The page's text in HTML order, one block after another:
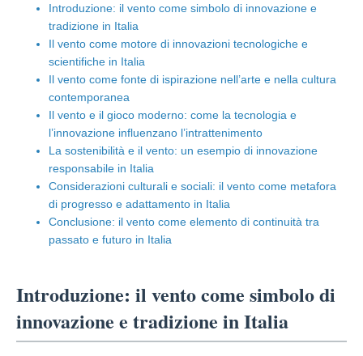
Introduzione: il vento come simbolo di innovazione e
tradizione in Italia
Il vento come motore di innovazioni tecnologiche e
scientifiche in Italia
Il vento come fonte di ispirazione nell’arte e nella cultura
contemporanea
Il vento e il gioco moderno: come la tecnologia e
l’innovazione influenzano l’intrattenimento
La sostenibilità e il vento: un esempio di innovazione
responsabile in Italia
Considerazioni culturali e sociali: il vento come metafora
di progresso e adattamento in Italia
Conclusione: il vento come elemento di continuità tra
passato e futuro in Italia
Introduzione: il vento come simbolo di
innovazione e tradizione in Italia